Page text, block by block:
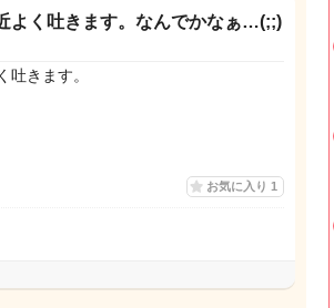
よく吐きます。なんでかなぁ…(;;)
吐きます。
お気に入り 1